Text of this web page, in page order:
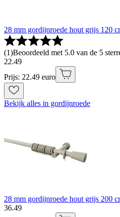
28 mm gordijnroede hout grijs 120
(1)Beoordeeld met 5.0 van de 5
22.49
Prijs: 22.49 euro
Bekijk alles in gordijnroede
28 mm gordijnroede hout grijs 200
36.49